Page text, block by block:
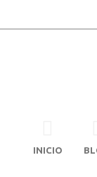
INICIO